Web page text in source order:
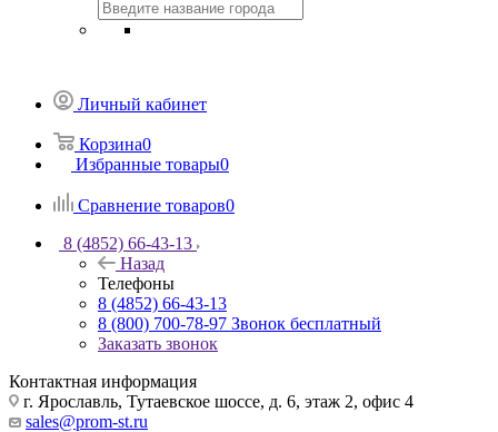
Личный кабинет
Корзина0
Избранные товары0
Сравнение товаров0
8 (4852) 66-43-13
Назад
Телефоны
8 (4852) 66-43-13
8 (800) 700-78-97 Звонок бесплатный
Заказать звонок
Контактная информация
г. Ярославль, Тутаевское шоссе, д. 6, этаж 2, офис 4
sales@prom-st.ru